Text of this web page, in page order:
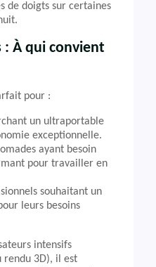
de doigts sur certaines
: À qui convient
pour :
un ultraportable
exceptionnelle.
ayant besoin
pour travailler en
souhaitant un
leurs besoins
intensifs
rendu 3D), il est